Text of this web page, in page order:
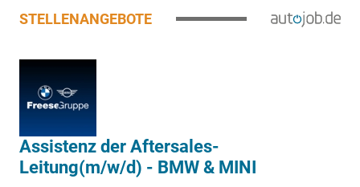
STELLENANGEBOTE
Assistenz der Aftersales-
Leitung(m/w/d) - BMW & MINI